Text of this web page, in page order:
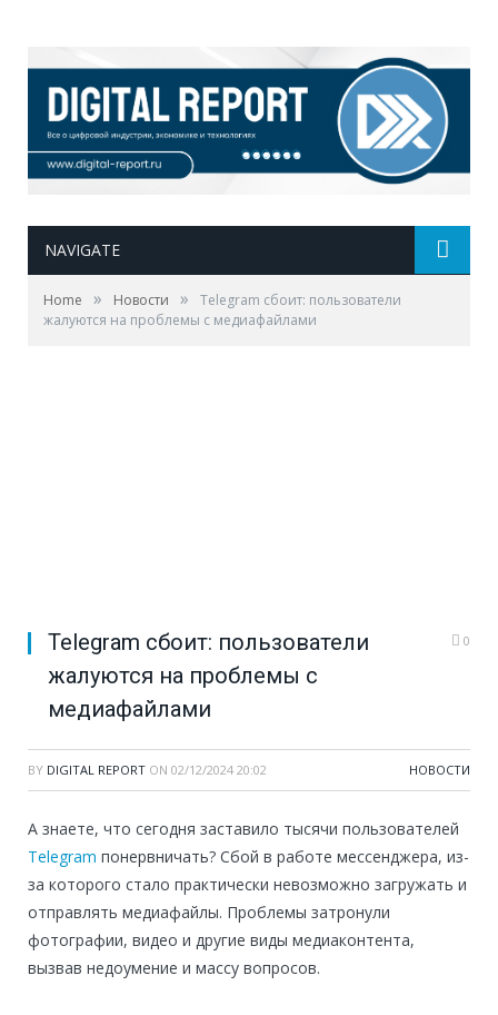
NAVIGATE
Home » Новости »
Telegram сбоит: пользователи
жалуются на проблемы с медиафайлами
Telegram сбоит: пользователи
жалуются на проблемы с
медиафайлами
0
BY DIGITAL REPORT ON 02/12/2024 20:02 НОВОСТИ
А знаете, что сегодня заставило тысячи пользователей
Telegram понервничать? Сбой в работе мессенджера, из-
за которого стало практически невозможно загружать и
отправлять медиафайлы. Проблемы затронули
фотографии, видео и другие виды медиаконтента,
вызвав недоумение и массу вопросов.